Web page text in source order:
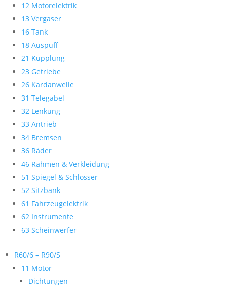
12 Motorelektrik
13 Vergaser
16 Tank
18 Auspuff
21 Kupplung
23 Getriebe
26 Kardanwelle
31 Telegabel
32 Lenkung
33 Antrieb
34 Bremsen
36 Räder
46 Rahmen & Verkleidung
51 Spiegel & Schlösser
52 Sitzbank
61 Fahrzeugelektrik
62 Instrumente
63 Scheinwerfer
R60/6 – R90/S
11 Motor
Dichtungen